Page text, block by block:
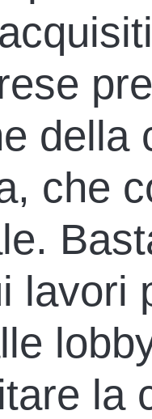
della
che
lavori
la